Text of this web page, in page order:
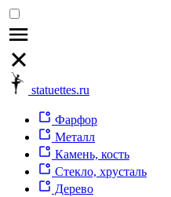
statuettes.ru
Фарфор
Металл
Камень, кость
Стекло, хрусталь
Дерево